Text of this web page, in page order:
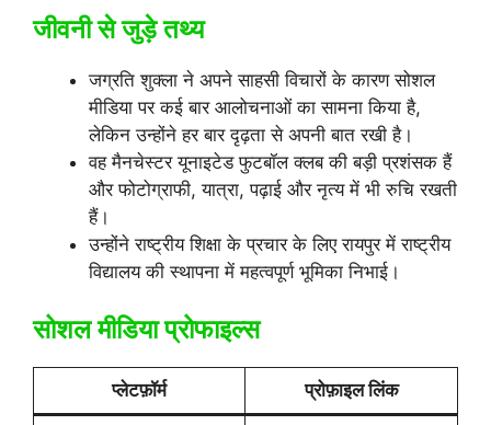
जीवनी से जुड़े तथ्य
जग्रति शुक्ला ने अपने साहसी विचारों के कारण सोशल
मीडिया पर कई बार आलोचनाओं का सामना किया है,
लेकिन उन्होंने हर बार दृढ़ता से अपनी बात रखी है।
वह मैनचेस्टर यूनाइटेड फुटबॉल क्लब की बड़ी प्रशंसक हैं
और फोटोग्राफी, यात्रा, पढ़ाई और नृत्य में भी रुचि रखती
हैं।
उन्होंने राष्ट्रीय शिक्षा के प्रचार के लिए रायपुर में राष्ट्रीय
विद्यालय की स्थापना में महत्वपूर्ण भूमिका निभाई।
सोशल मीडिया प्रोफाइल्स
प्लेटफ़ॉर्म प्रोफ़ाइल लिंक